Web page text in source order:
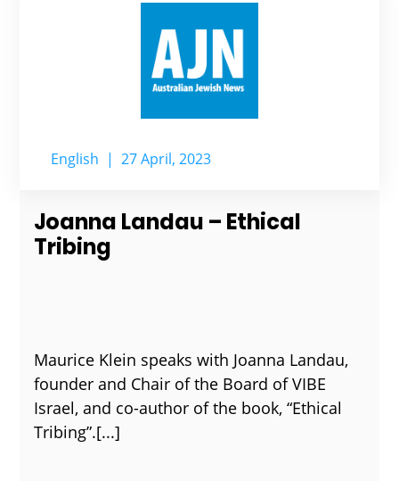
English |27 April, 2023
Joanna Landau – Ethical
Tribing
Maurice Klein speaks with Joanna Landau,
founder and Chair of the Board of VIBE
Israel, and co-author of the book, “Ethical
Tribing”.